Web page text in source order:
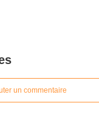
un commentaire